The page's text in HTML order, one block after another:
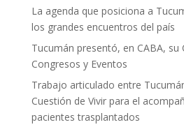
La agenda que posiciona a
los grandes encuentros del país
Tucumán presentó, en CABA, su
Congresos y Eventos
Trabajo articulado entre
Cuestión de Vivir para el
pacientes trasplantados